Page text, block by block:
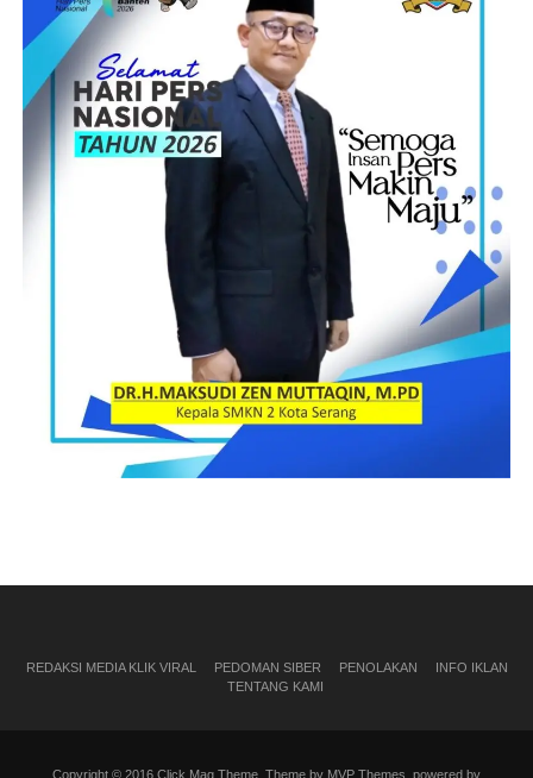
REDAKSI MEDIA KLIK VIRAL PEDOMAN SIBER PENOLAKAN
INFO IKLAN
TENTANG KAMI
Copyright © 2016 Click Mag Theme. Theme by MVP Themes, powered by